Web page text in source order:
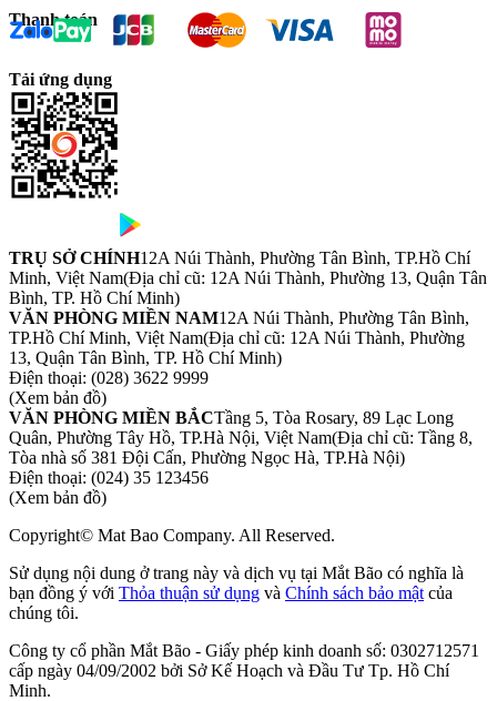
Thanh toán
Tải ứng dụng
TRỤ SỞ CHÍNH12A Núi Thành, Phường Tân Bình, TP.Hồ Chí
Minh, Việt Nam(Địa chỉ cũ: 12A Núi Thành, Phường 13, Quận Tân
Bình, TP. Hồ Chí Minh)
VĂN PHÒNG MIỀN NAM12A Núi Thành, Phường Tân Bình,
TP.Hồ Chí Minh, Việt Nam(Địa chỉ cũ: 12A Núi Thành, Phường
13, Quận Tân Bình, TP. Hồ Chí Minh)
Điện thoại: (028) 3622 9999
(Xem bản đồ)
VĂN PHÒNG MIỀN BẮCTầng 5, Tòa Rosary, 89 Lạc Long
Quân, Phường Tây Hồ, TP.Hà Nội, Việt Nam(Địa chỉ cũ: Tầng 8,
Tòa nhà số 381 Đội Cấn, Phường Ngọc Hà, TP.Hà Nội)
Điện thoại: (024) 35 123456
(Xem bản đồ)
Copyright© Mat Bao Company. All Reserved.
Sử dụng nội dung ở trang này và dịch vụ tại Mắt Bão có nghĩa là
bạn đồng ý với Thỏa thuận sử dụng và Chính sách bảo mật của
chúng tôi.
Công ty cổ phần Mắt Bão - Giấy phép kinh doanh số: 0302712571
cấp ngày 04/09/2002 bởi Sở Kế Hoạch và Đầu Tư Tp. Hồ Chí
Minh.